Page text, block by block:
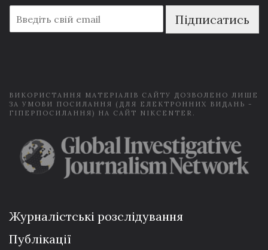
m
a
Підписатись
ВИКОРИСТАННЯ МАТЕРІАЛІВ САЙТУ ДОЗВОЛЕНО ЛИШЕ
ЗА УМОВИ ПОСИЛАННЯ (ДЛЯ ЕЛЕКТРОННИХ ВИДАНЬ -
ГІПЕРПОСИЛАННЯ) НА САЙТ NIKCENTER.
Журналістські розслідування
Публікації